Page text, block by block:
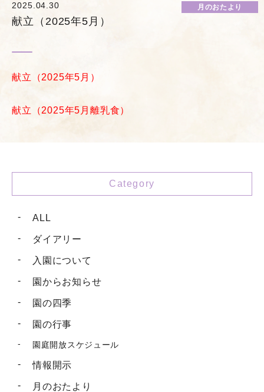
2025.04.30
献立（2025年5月）
月のおたより
献立（2025年5月）
献立（2025年5月離乳食）
Category
ALL
ダイアリー
入園について
園からお知らせ
園の四季
園の行事
園庭開放スケジュール
情報開示
月のおたより